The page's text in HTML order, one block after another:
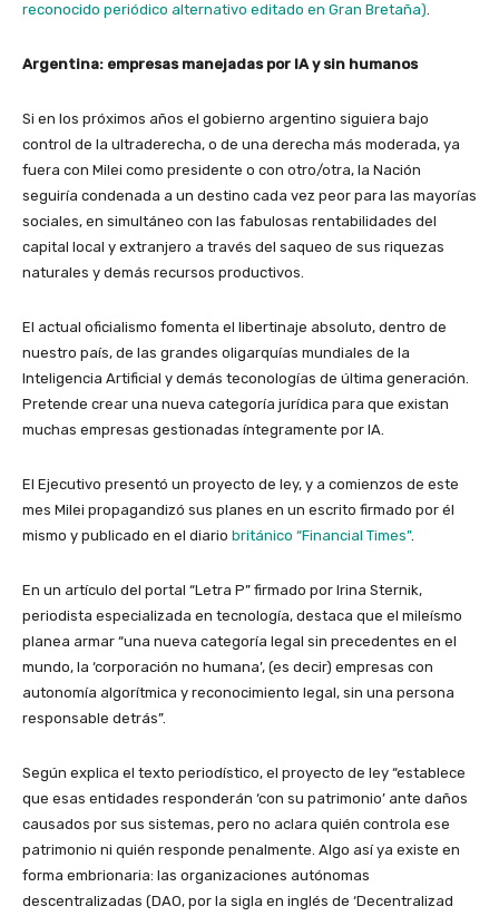
reconocido periódico alternativo editado en Gran Bretaña).
Argentina: empresas manejadas por IA y sin humanos
Si en los próximos años el gobierno argentino siguiera bajo
control de la ultraderecha, o de una derecha más moderada, ya
fuera con Milei como presidente o con otro/otra, la Nación
seguiría condenada a un destino cada vez peor para las mayorías
sociales, en simultáneo con las fabulosas rentabilidades del
capital local y extranjero a través del saqueo de sus riquezas
naturales y demás recursos productivos.
El actual oficialismo fomenta el libertinaje absoluto, dentro de
nuestro país, de las grandes oligarquías mundiales de la
Inteligencia Artificial y demás teconologías de última generación.
Pretende crear una nueva categoría jurídica para que existan
muchas empresas gestionadas íntegramente por IA.
El Ejecutivo presentó un proyecto de ley, y a comienzos de este
mes Milei propagandizó sus planes en un escrito firmado por él
mismo y publicado en el diario británico “Financial Times”.
En un artículo del portal “Letra P” firmado por Irina Sternik,
periodista especializada en tecnología, destaca que el mileísmo
planea armar “una nueva categoría legal sin precedentes en el
mundo, la ‘corporación no humana’, (es decir) empresas con
autonomía algorítmica y reconocimiento legal, sin una persona
responsable detrás”.
Según explica el texto periodístico, el proyecto de ley “establece
que esas entidades responderán ‘con su patrimonio’ ante daños
causados por sus sistemas, pero no aclara quién controla ese
patrimonio ni quién responde penalmente. Algo así ya existe en
forma embrionaria: las organizaciones autónomas
descentralizadas (DAO, por la sigla en inglés de ‘Decentralizad